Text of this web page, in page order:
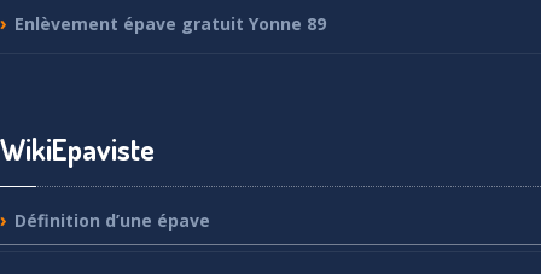
Enlèvement épave gratuit Yonne 89
WikiEpaviste
Définition d’une épave